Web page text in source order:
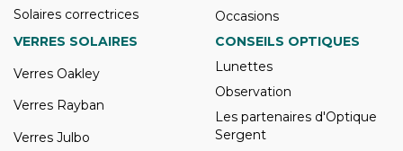
Solaires correctrices
Occasions
VERRES SOLAIRES
Verres Oakley
Verres Rayban
Verres Julbo
CONSEILS OPTIQUES
Lunettes
Observation
Les partenaires d'Optique
Sergent